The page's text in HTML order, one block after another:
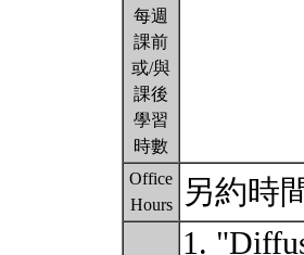
每週
課前
或/與
課後
學習
時數
Office
Hours
另約時
1.